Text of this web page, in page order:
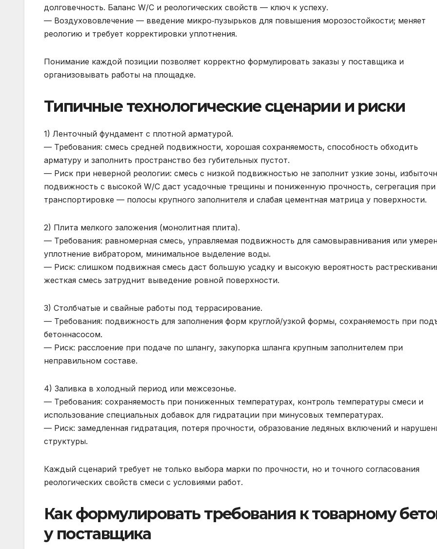
долговечность. Баланс W/C и реологических свойств — ключ к успеху.
— Воздухововлечение — введение микро‑пузырьков для повышения морозостойкости; меняет
реологию и требует корректировки уплотнения.
Понимание каждой позиции позволяет корректно формулировать заказы у поставщика и
организовывать работы на площадке.
Типичные технологические сценарии и риски
1) Ленточный фундамент с плотной арматурой.
— Требования: смесь средней подвижности, хорошая сохраняемость, способность обходить
арматуру и заполнить пространство без губительных пустот.
— Риск при неверной реологии: смесь с низкой подвижностью не заполнит узкие зоны,
подвижность с высокой W/C даст усадочные трещины и пониженную прочность, сегрегация при
транспортировке — полосы крупного заполнителя и слабая цементная матрица у поверхности.
2) Плита мелкого заложения (монолитная плита).
— Требования: равномерная смесь, управляемая подвижность для самовыравнивания или
уплотнение вибратором, минимальное выделение воды.
— Риск: слишком подвижная смесь даст большую усадку и высокую вероятность
жесткая смесь затруднит выведение ровной поверхности.
3) Столбчатые и свайные работы под террасирование.
— Требования: подвижность для заполнения форм круглой/узкой формы, сохраняемость при
бетоннасосом.
— Риск: расслоение при подаче по шлангу, закупорка шланга крупным заполнителем при
неправильном составе.
4) Заливка в холодный период или межсезонье.
— Требования: сохраняемость при пониженных температурах, контроль температуры смеси и
использование специальных добавок для гидратации при минусовых температурах.
— Риск: замедленная гидратация, потеря прочности, образование ледяных включений и
структуры.
Каждый сценарий требует не только выбора марки по прочности, но и точного согласования
реологических свойств смеси с условиями работ.
Как формулировать требования к товарному
у поставщика